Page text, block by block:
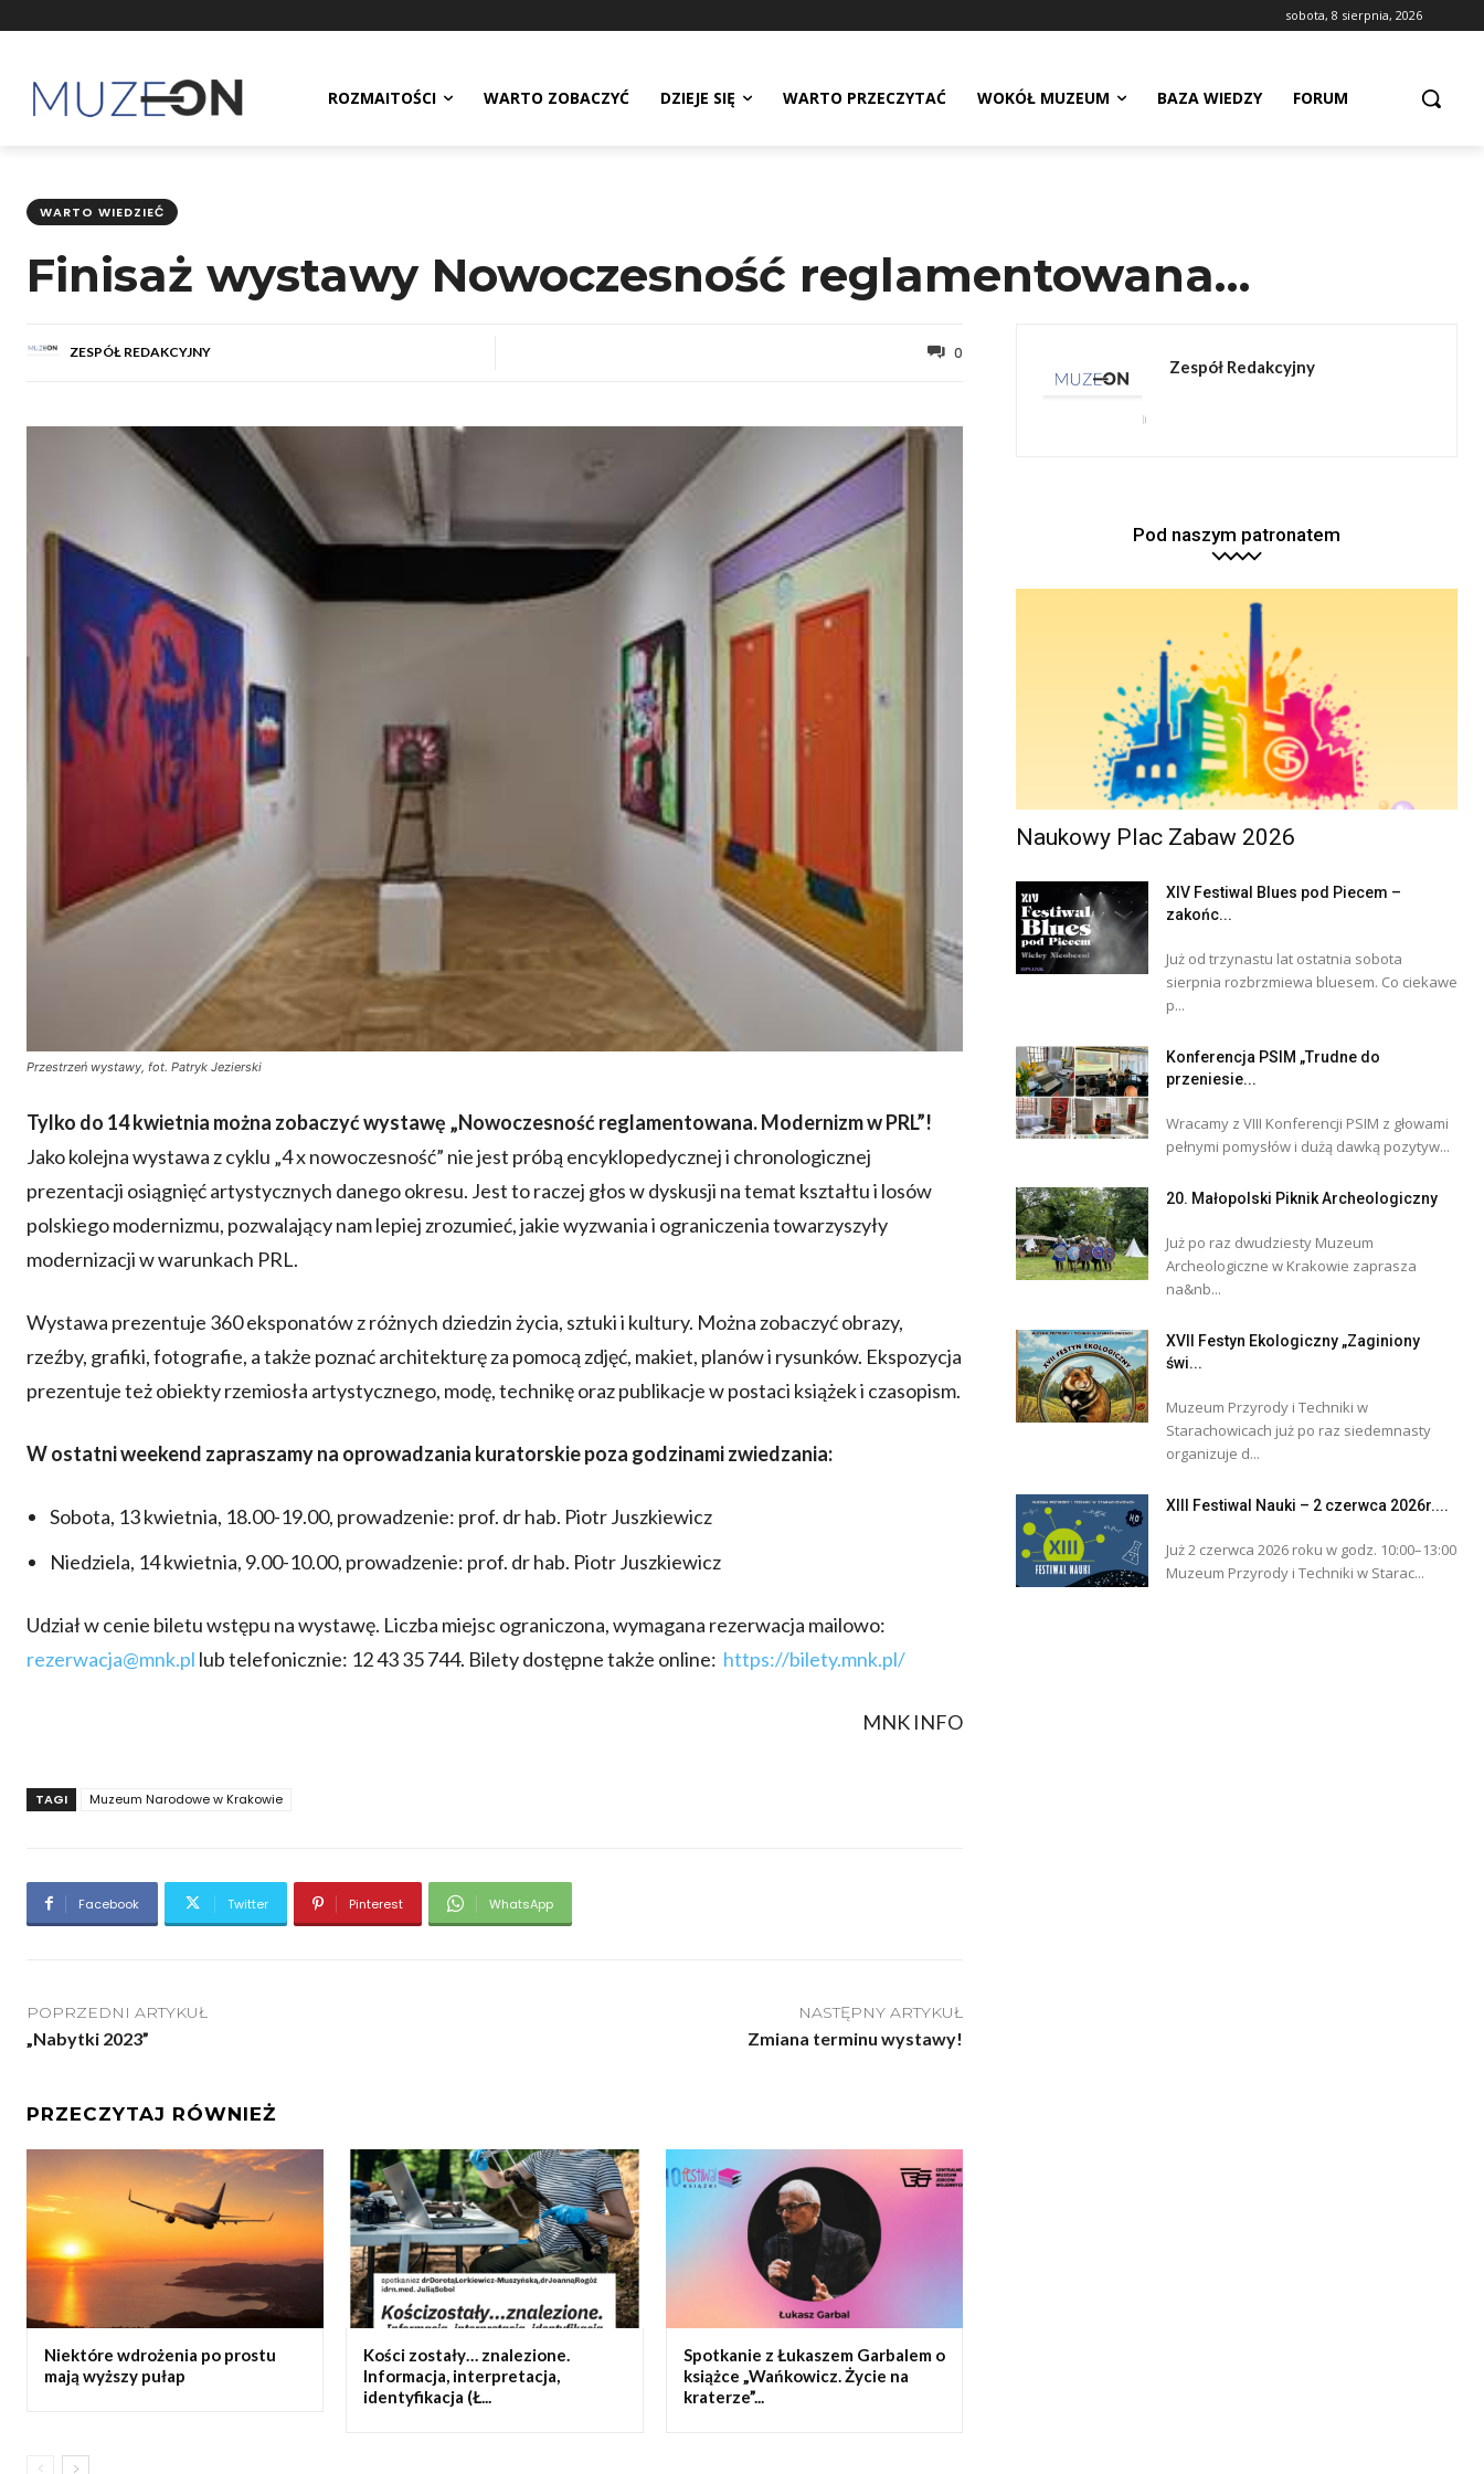
sobota, 8 sierpnia, 2026
ROZMAITOŚCI WARTO ZOBACZYĆ DZIEJE SIĘ WARTO PRZECZYTAĆ WOKÓŁ MUZEUM BAZA WIEDZY FORUM
WARTO WIEDZIEĆ
Finisaż wystawy Nowoczesność reglamentowana…
ZESPÓŁ REDAKCYJNY 0
Przestrzeń wystawy, fot. Patryk Jezierski
Tylko do 14 kwietnia można zobaczyć wystawę „Nowoczesność reglamentowana. Modernizm w PRL”!
Jako kolejna wystawa z cyklu „4 x nowoczesność” nie jest próbą encyklopedycznej i chronologicznej
prezentacji osiągnięć artystycznych danego okresu. Jest to raczej głos w dyskusji na temat kształtu i losów
polskiego modernizmu, pozwalający nam lepiej zrozumieć, jakie wyzwania i ograniczenia towarzyszyły
modernizacji w warunkach PRL.
Wystawa prezentuje 360 eksponatów z różnych dziedzin życia, sztuki i kultury. Można zobaczyć obrazy,
rzeźby, grafiki, fotografie, a także poznać architekturę za pomocą zdjęć, makiet, planów i rysunków. Ekspozycja
prezentuje też obiekty rzemiosła artystycznego, modę, technikę oraz publikacje w postaci książek i czasopism.
W ostatni weekend zapraszamy na oprowadzania kuratorskie poza godzinami zwiedzania:
Sobota, 13 kwietnia, 18.00-19.00, prowadzenie: prof. dr hab. Piotr Juszkiewicz
Niedziela, 14 kwietnia, 9.00-10.00, prowadzenie: prof. dr hab. Piotr Juszkiewicz
Udział w cenie biletu wstępu na wystawę. Liczba miejsc ograniczona, wymagana rezerwacja mailowo:
rezerwacja@mnk.pl lub telefonicznie: 12 43 35 744. Bilety dostępne także online: https://bilety.mnk.pl/
MNK INFO
TAGI Muzeum Narodowe w Krakowie
Facebook Twitter Pinterest WhatsApp
POPRZEDNI ARTYKUŁ
„Nabytki 2023”
NASTĘPNY ARTYKUŁ
Zmiana terminu wystawy!
PRZECZYTAJ RÓWNIEŻ
Niektóre wdrożenia po prostu
mają wyższy pułap
Kości zostały… znalezione.
Informacja, interpretacja,
identyfikacja (Ł...
Spotkanie z Łukaszem Garbalem o
książce „Wańkowicz. Życie na
kraterze”...
Zespół Redakcyjny
Pod naszym patronatem
Naukowy Plac Zabaw 2026
XIV Festiwal Blues pod Piecem –
zakońc...
Już od trzynastu lat ostatnia sobota
sierpnia rozbrzmiewa bluesem. Co ciekawe
p...
Konferencja PSIM „Trudne do
przeniesie...
Wracamy z VIII Konferencji PSIM z głowami
pełnymi pomysłów i dużą dawką pozytyw...
20. Małopolski Piknik Archeologiczny
Już po raz dwudziesty Muzeum
Archeologiczne w Krakowie zaprasza
na&nb...
XVII Festyn Ekologiczny „Zaginiony
świ...
Muzeum Przyrody i Techniki w
Starachowicach już po raz siedemnasty
organizuje d...
XIII Festiwal Nauki – 2 czerwca 2026r....
Już 2 czerwca 2026 roku w godz. 10:00–13:00
Muzeum Przyrody i Techniki w Starac...